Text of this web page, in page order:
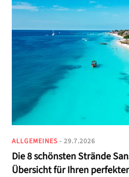
ALLGEMEINES - 29.7.2026
Die 8 schönsten Strände
Übersicht für Ihren